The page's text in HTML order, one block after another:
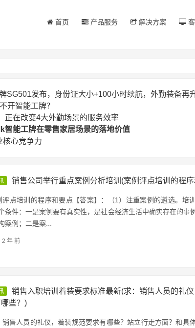
首页 产品服务 解决方案
SG501发布，身份证大小+100小时续航，外勤装备再
开智能工牌？
正在改变4大外勤场景的服务效率
能工牌在零售家居场景的落地价值
核心竞争力
销售公司举行重点案例分析培训(案例评点培训的程
评点培训的程序和要点【答案】：（1）注重案例的遴选。培
条件：一是案例要有真实性，是社会经济生活中确实存在的事
案例；二是案...
2 年 前
销售入职培训着装要求标准最新(求：销售人员的礼
些？)
销售人员的礼仪，着装规范要求有哪些？站立行走方面？和具